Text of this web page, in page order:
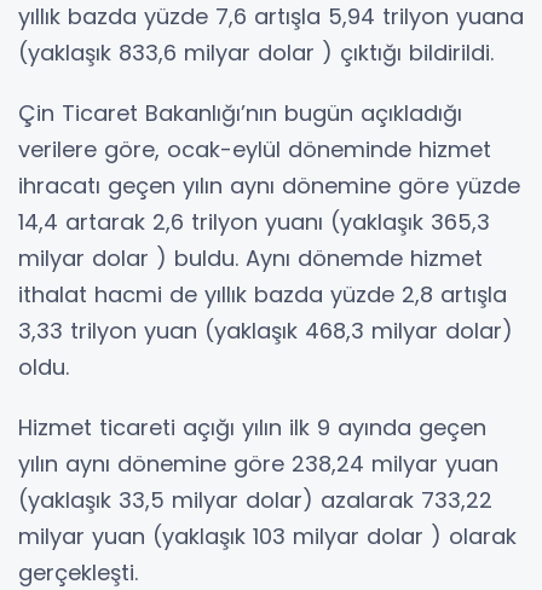
yıllık bazda yüzde 7,6 artışla 5,94 trilyon yuana
(yaklaşık 833,6 milyar dolar ) çıktığı bildirildi.
Çin Ticaret Bakanlığı’nın bugün açıkladığı
verilere göre, ocak-eylül döneminde hizmet
ihracatı geçen yılın aynı dönemine göre yüzde
14,4 artarak 2,6 trilyon yuanı (yaklaşık 365,3
milyar dolar ) buldu. Aynı dönemde hizmet
ithalat hacmi de yıllık bazda yüzde 2,8 artışla
3,33 trilyon yuan (yaklaşık 468,3 milyar dolar)
oldu.
Hizmet ticareti açığı yılın ilk 9 ayında geçen
yılın aynı dönemine göre 238,24 milyar yuan
(yaklaşık 33,5 milyar dolar) azalarak 733,22
milyar yuan (yaklaşık 103 milyar dolar ) olarak
gerçekleşti.